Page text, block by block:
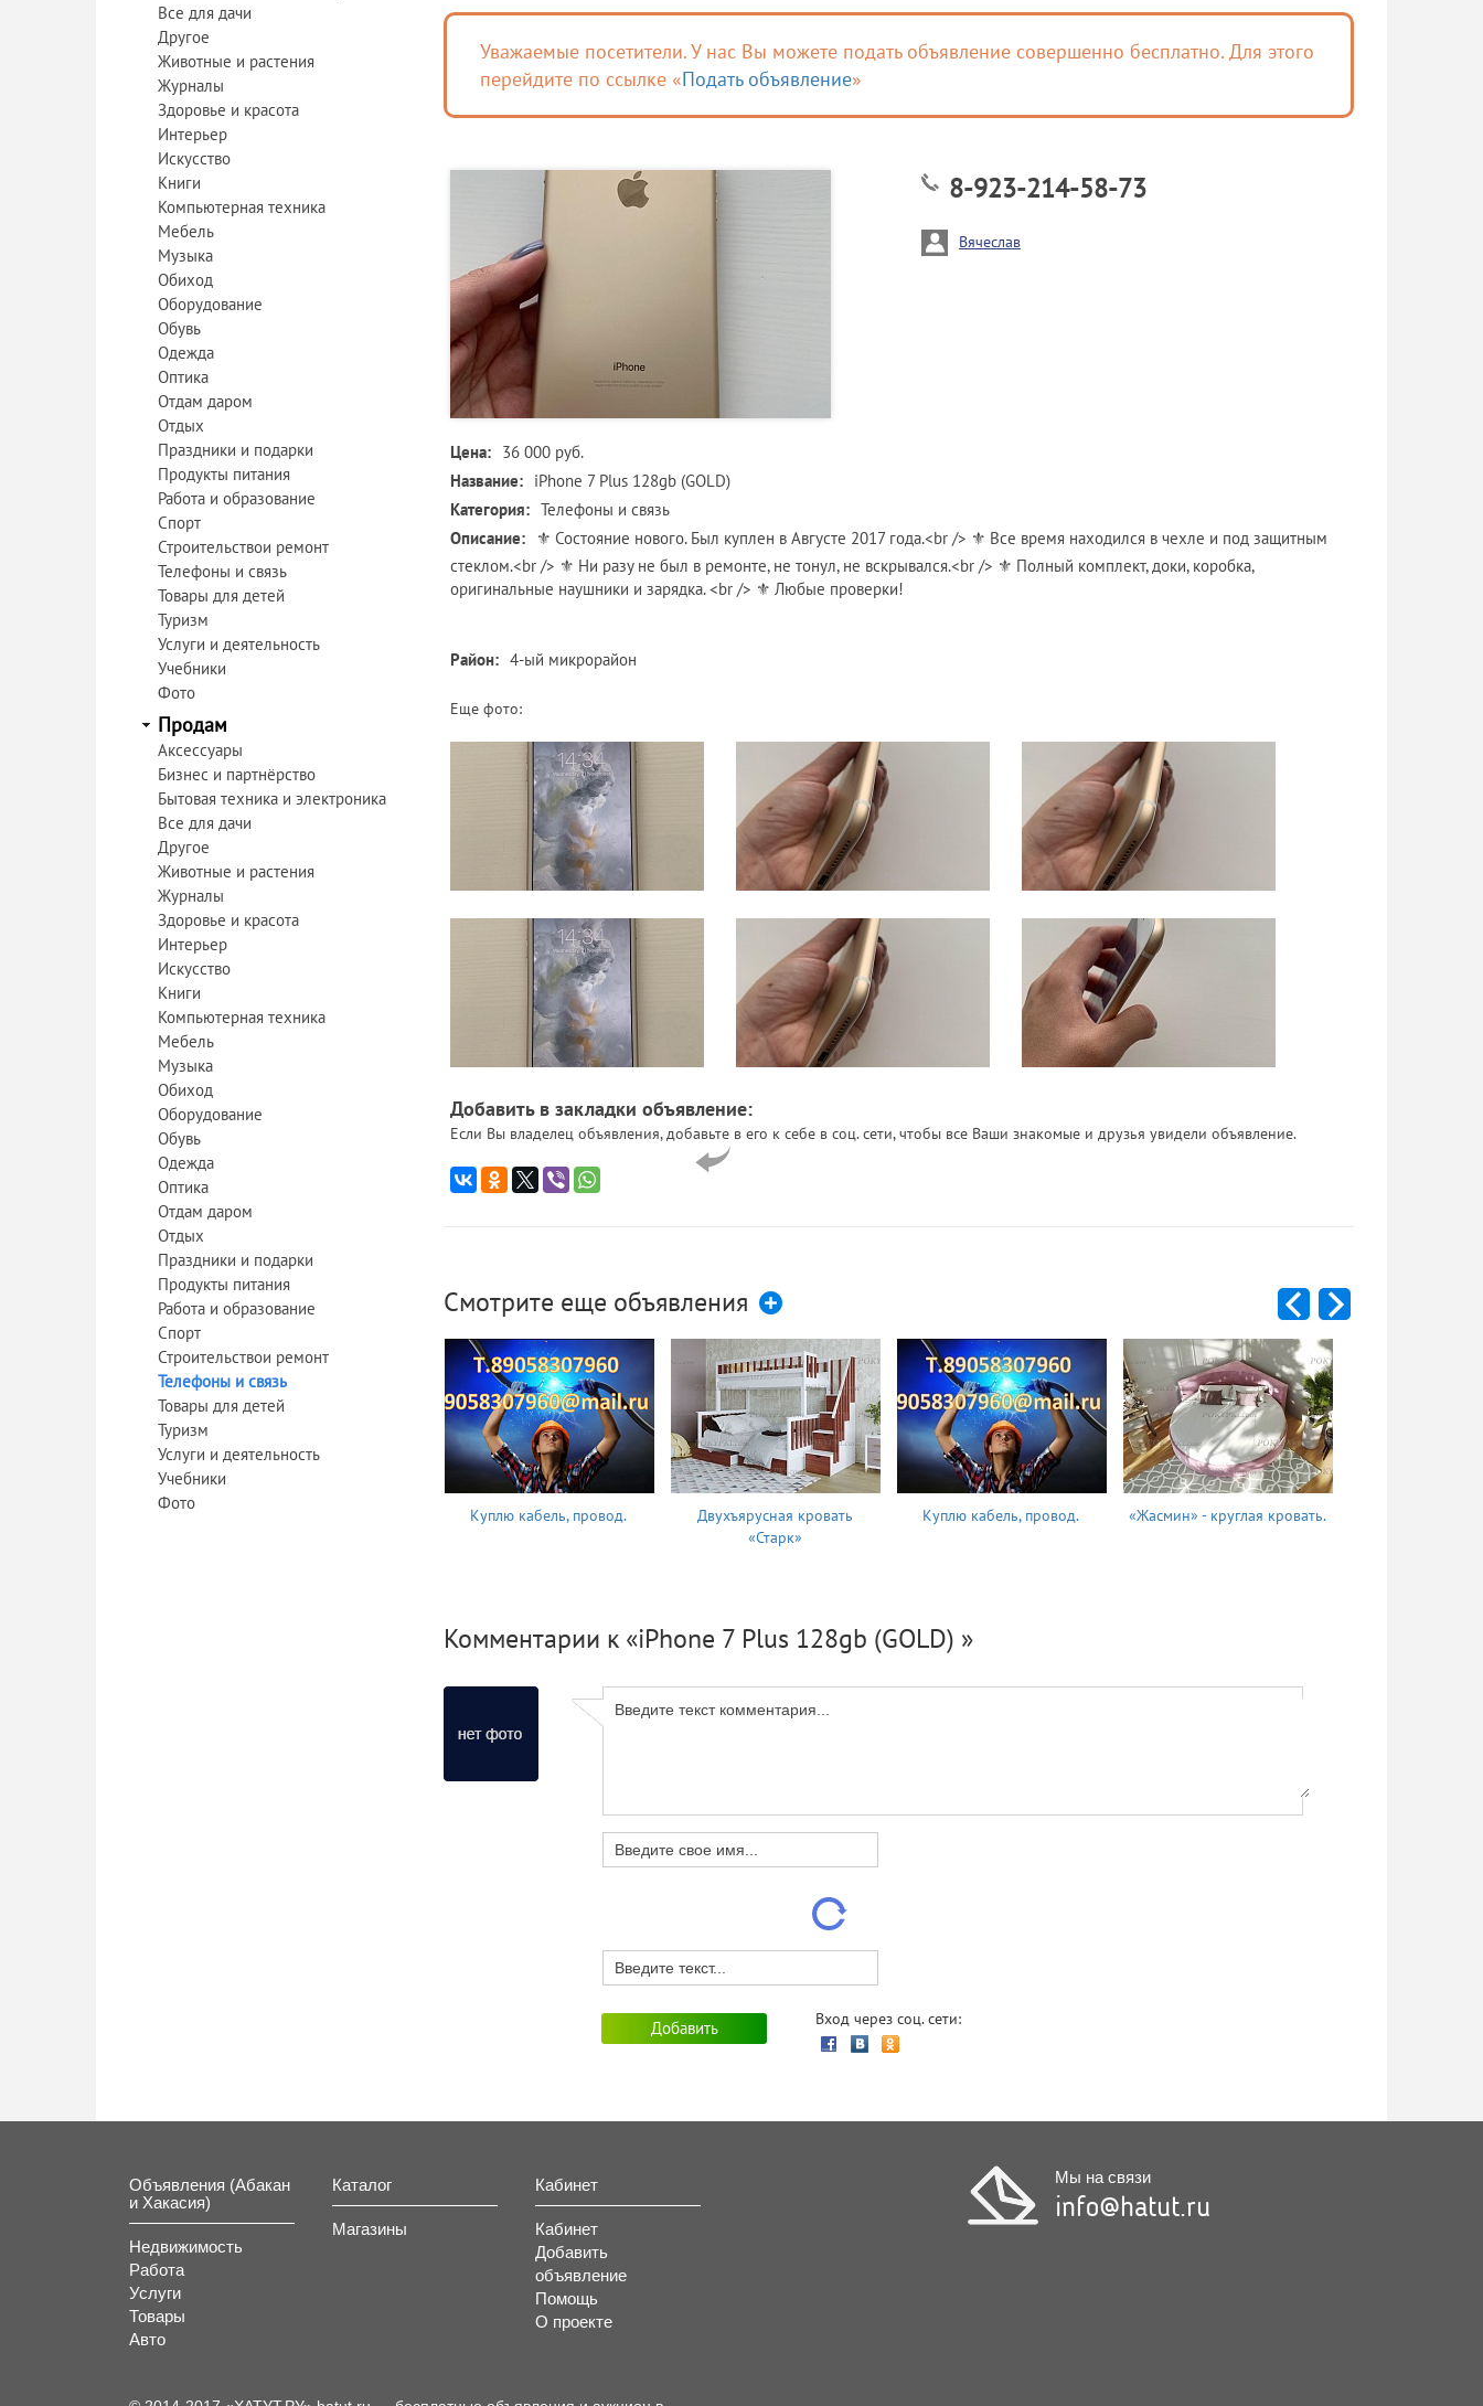
Все для дачи
Другое
Животные и растения
Журналы
Здоровье и красота
Интерьер
Искусство
Книги
Компьютерная техника
Мебель
Музыка
Обиход
Оборудование
Обувь
Одежда
Оптика
Отдам даром
Отдых
Праздники и подарки
Продукты питания
Работа и образование
Спорт
Строительствои ремонт
Телефоны и связь
Товары для детей
Туризм
Услуги и деятельность
Учебники
Фото
Продам
Аксессуары
Бизнес и партнёрство
Бытовая техника и электроника
Все для дачи
Другое
Животные и растения
Журналы
Здоровье и красота
Интерьер
Искусство
Книги
Компьютерная техника
Мебель
Музыка
Обиход
Оборудование
Обувь
Одежда
Оптика
Отдам даром
Отдых
Праздники и подарки
Продукты питания
Работа и образование
Спорт
Строительствои ремонт
Телефоны и связь
Товары для детей
Туризм
Услуги и деятельность
Учебники
Фото
Уважаемые посетители. У нас Вы можете подать объявление совершенно бесплатно. Для этого
перейдите по ссылке «Подать объявление»
8-923-214-58-73
Вячеслав
Цена: 36 000 руб.
Название: iPhone 7 Plus 128gb (GOLD)
Категория: Телефоны и связь
Описание:
⚜ Состояние нового. Был куплен в Августе 2017 года.<br /> ⚜ Все время находился в чехле и под защитным
стеклом.<br /> ⚜ Ни разу не был в ремонте, не тонул, не вскрывался.<br /> ⚜ Полный комплект, доки, коробка,
оригинальные наушники и зарядка. <br /> ⚜ Любые проверки!
Район: 4-ый микрорайон
Еще фото:
Добавить в закладки объявление:
Если Вы владелец объявления, добавьте в его к себе в соц. сети, чтобы все Ваши знакомые и друзья увидели объявление.
Смотрите еще объявления
Куплю кабель, провод.
Двухъярусная кровать
«Старк»
Куплю кабель, провод. «Жасмин» - круглая кровать.
Комментарии к «iPhone 7 Plus 128gb (GOLD) »
Вход через соц. сети:
Объявления (Абакан
и Хакасия)
Недвижимость
Работа
Услуги
Товары
Авто
Каталог
Магазины
Кабинет
Кабинет
Добавить
объявление
Помощь
О проекте
Мы на связи
info@hatut.ru